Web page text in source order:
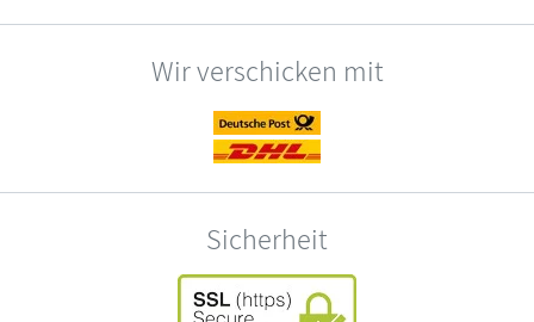
Wir verschicken mit
Sicherheit